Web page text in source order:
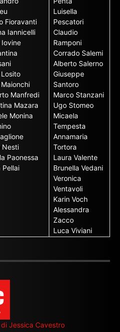
Fioravanti
Iannicelli
Iovine
Manfredi
Mazara
Monina
Nesti
Paonessa
Pellai
Luisella
Pescatori
Claudio
Ramponi
Corrado Salemi
Alberto Salerno
Giuseppe
Santoro
Marco Stanzani
Ugo Stomeo
Micaela
Tempesta
Annamaria
Tortora
Laura Valente
Brunella Vedani
Veronica
Ventavoli
Karin Voch
Alessandra
Zacco
Luca Viviani
Jessica Cavestro